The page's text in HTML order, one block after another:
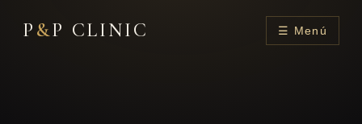
P &P CLINIC ☰ Menú